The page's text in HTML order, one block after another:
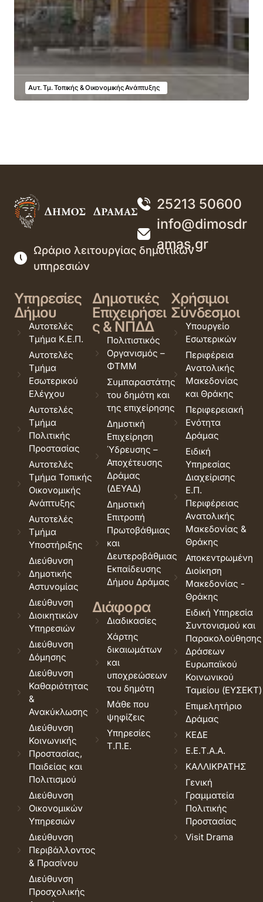
Αυτ. Τμ. Τοπικής & Οικονομικής Ανάπτυξης
25213 50600
info@dimosdr
amas.gr
Ωράριο λειτουργίας δημοτικών
υπηρεσιών
Υπηρεσίες
Δήμου
Αυτοτελές
Τμήμα Κ.Ε.Π.
Αυτοτελές
Τμήμα
Εσωτερικού
Ελέγχου
Αυτοτελές
Τμήμα
Πολιτικής
Προστασίας
Αυτοτελές
Τμήμα Τοπικής
Οικονομικής
Ανάπτυξης
Αυτοτελές
Τμήμα
Υποστήριξης
Διεύθυνση
Δημοτικής
Αστυνομίας
Διεύθυνση
Διοικητικών
Υπηρεσιών
Διεύθυνση
Δόμησης
Διεύθυνση
Καθαριότητας
&
Ανακύκλωσης
Διεύθυνση
Κοινωνικής
Προστασίας,
Παιδείας και
Πολιτισμού
Διεύθυνση
Οικονομικών
Υπηρεσιών
Διεύθυνση
Περιβάλλοντος
& Πρασίνου
Διεύθυνση
Προσχολικής
Δημοτικές
Επιχειρήσει
ς & ΝΠΔΔ
Πολιτιστικός
Οργανισμός –
ΦΤΜΜ
Συμπαραστάτης
του δημότη και
της επιχείρησης
Δημοτική
Επιχείρηση
Ύδρευσης –
Αποχέτευσης
Δράμας
(ΔΕΥΑΔ)
Δημοτική
Επιτροπή
Πρωτοβάθμιας
και
Δευτεροβάθμιας
Εκπαίδευσης
Δήμου Δράμας
Διάφορα
Διαδικασίες
Χάρτης
δικαιωμάτων
και
υποχρεώσεων
του δημότη
Μάθε που
ψηφίζεις
Υπηρεσίες
Τ.Π.Ε.
Χρήσιμοι
Σύνδεσμοι
Υπουργείο
Εσωτερικών
Περιφέρεια
Ανατολικής
Μακεδονίας
και Θράκης
Περιφερειακή
Ενότητα
Δράμας
Ειδική
Υπηρεσίας
Διαχείρισης
Ε.Π.
Περιφέρειας
Ανατολικής
Μακεδονίας &
Θράκης
Αποκεντρωμένη
Διοίκηση
Μακεδονίας -
Θράκης
Ειδική Υπηρεσία
Συντονισμού και
Παρακολούθησης
Δράσεων
Ευρωπαϊκού
Κοινωνικού
Ταμείου (ΕΥΣΕΚΤ)
Επιμελητήριο
Δράμας
ΚΕΔΕ
Ε.Ε.Τ.Α.Α.
ΚΑΛΛΙΚΡΑΤΗΣ
Γενική
Γραμματεία
Πολιτικής
Προστασίας
Visit Drama